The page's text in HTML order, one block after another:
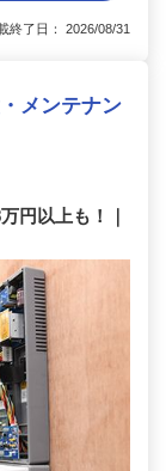
了日： 2026/08/31
メンテナン
円以上も！｜